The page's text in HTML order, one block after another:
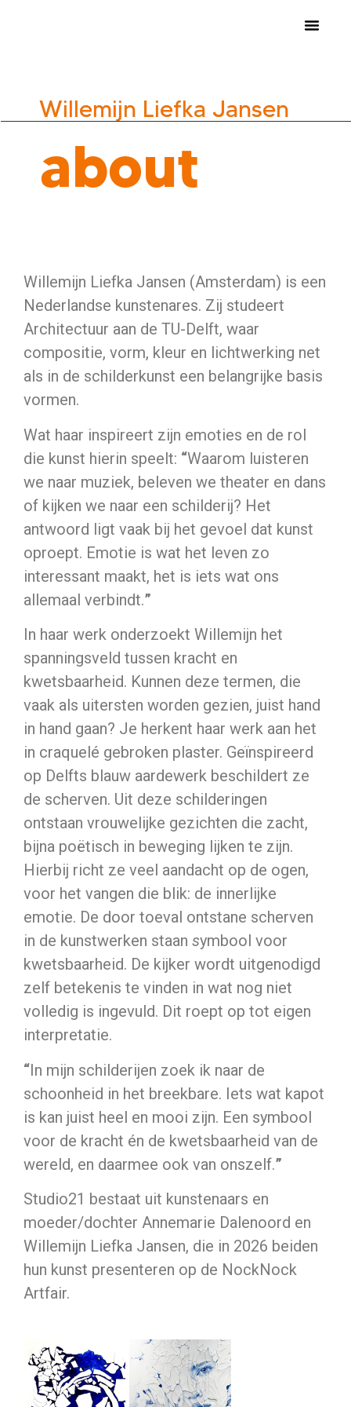
Willemijn Liefka Jansen
about
Willemijn Liefka Jansen (Amsterdam) is een
Nederlandse kunstenares. Zij studeert
Architectuur aan de TU-Delft, waar
compositie, vorm, kleur en lichtwerking net
als in de schilderkunst een belangrijke basis
vormen.
Wat haar inspireert zijn emoties en de rol
die kunst hierin speelt: “Waarom luisteren
we naar muziek, beleven we theater en dans
of kijken we naar een schilderij? Het
antwoord ligt vaak bij het gevoel dat kunst
oproept. Emotie is wat het leven zo
interessant maakt, het is iets wat ons
allemaal verbindt.”
In haar werk onderzoekt Willemijn het
spanningsveld tussen kracht en
kwetsbaarheid. Kunnen deze termen, die
vaak als uitersten worden gezien, juist hand
in hand gaan? Je herkent haar werk aan het
in craquelé gebroken plaster. Geïnspireerd
op Delfts blauw aardewerk beschildert ze
de scherven. Uit deze schilderingen
ontstaan vrouwelijke gezichten die zacht,
bijna poëtisch in beweging lijken te zijn.
Hierbij richt ze veel aandacht op de ogen,
voor het vangen die blik: de innerlijke
emotie. De door toeval ontstane scherven
in de kunstwerken staan symbool voor
kwetsbaarheid. De kijker wordt uitgenodigd
zelf betekenis te vinden in wat nog niet
volledig is ingevuld. Dit roept op tot eigen
interpretatie.
“In mijn schilderijen zoek ik naar de
schoonheid in het breekbare. Iets wat kapot
is kan juist heel en mooi zijn. Een symbool
voor de kracht én de kwetsbaarheid van de
wereld, en daarmee ook van onszelf.”
Studio21 bestaat uit kunstenaars en
moeder/dochter Annemarie Dalenoord en
Willemijn Liefka Jansen, die in 2026 beiden
hun kunst presenteren op de NockNock
Artfair.